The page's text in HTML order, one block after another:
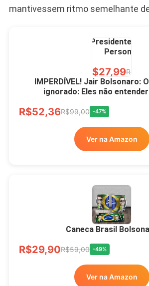
mantivessem ritmo semelhante
Presidente
R$27,99
Xícara
Brasão Deus
Todos
R$33,00
Ver no
LIVRE
IMPERDÍVEL! Jair Bolsonaro:
ignorado: Eles não
R$52,36R$99,00 -47%
Ver na Amazon
Caneca Brasil
R$29,90R$59,00 -49%
Ver na Amazon